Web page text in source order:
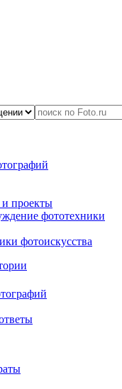
проекты
фототехники
фотоискусства